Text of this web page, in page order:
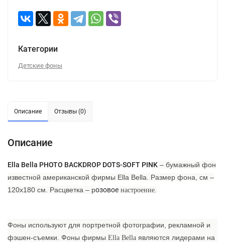
Категории
Детские фоны
Описание Отзывы (0)
Описание
Ella Bella PHOTO BACKDROP DOTS-SOFT PINK – бумажный фон
известной американской фирмы Ella Bella. Размер фона, см –
120х180 см. Расцветка – розовое настроение
Фоны используют для портретной фотографии, рекламной и
фэшен-съемки. Фоны фирмы Ella Bella являются лидерами на